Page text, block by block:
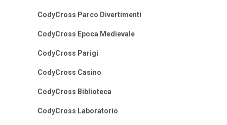
CodyCross Parco Divertimenti
CodyCross Epoca Medievale
CodyCross Parigi
CodyCross Casino
CodyCross Biblioteca
CodyCross Laboratorio